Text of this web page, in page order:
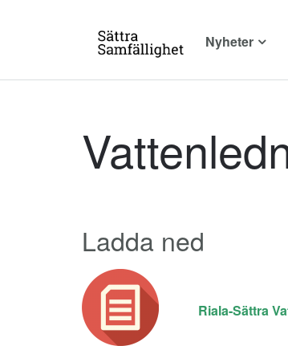
Nyheter
Ladda ned
Riala-Sättra